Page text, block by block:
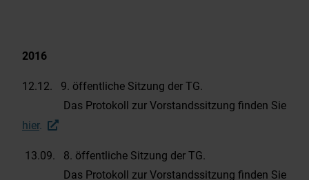
2016
12.12. 9. öffentliche Sitzung der TG.
Das Protokoll zur Vorstandssitzung finden Sie
hier.
13.09. 8. öffentliche Sitzung der TG.
Das Protokoll zur Vorstandssitzung finden Sie